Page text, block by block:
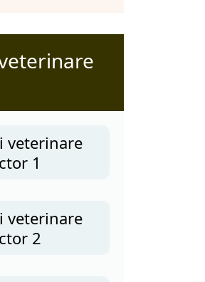
veterinare
1
veterinare
2